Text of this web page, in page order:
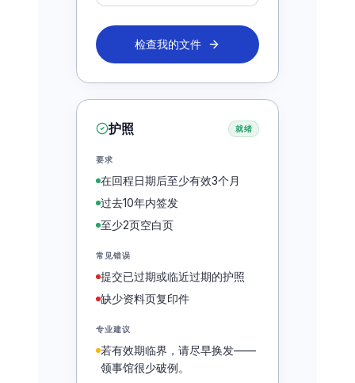
检查我的文件
护照 就绪
要求
在回程日期后至少有效3个月
过去10年内签发
至少2页空白页
常见错误
提交已过期或临近过期的护照
缺少资料页复印件
专业建议
若有效期临界，请尽早换发——
领事馆很少破例。